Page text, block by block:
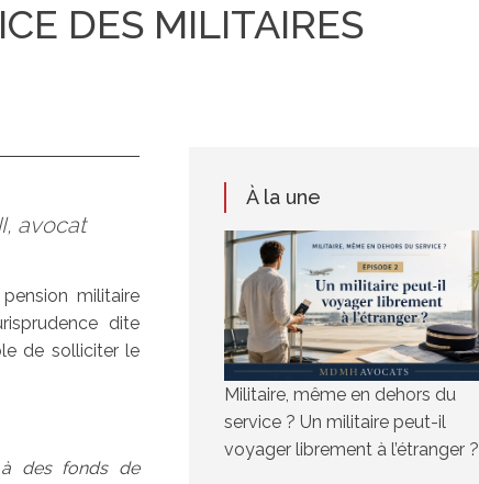
DES MILITAIRES
avocat
militaire
dite
de solliciter le
des fonds de
À la une
Militaire, même en dehors du
service ? Un militaire peut-il
voyager librement à l’étranger ?